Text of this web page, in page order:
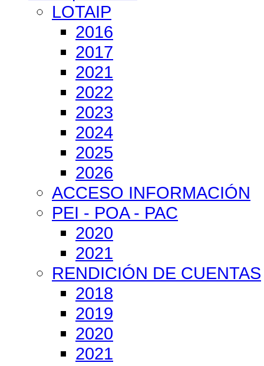
LOTAIP
2016
2017
2021
2022
2023
2024
2025
2026
ACCESO INFORMACIÓN
PEI - POA - PAC
2020
2021
RENDICIÓN DE CUENTAS
2018
2019
2020
2021